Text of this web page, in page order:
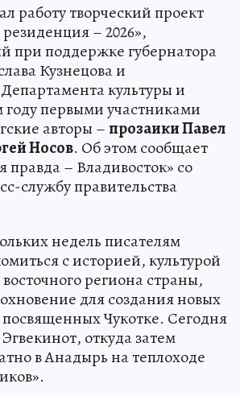
работу творческий проект
– 2026»,
при поддержке губернатора
Кузнецова и
культуры и
году первыми участниками
авторы –прозаики Павел
Носов. Об этом сообщает
правда – Владивосток» со
службу правительства
недель писателям
с историей, культурой
региона страны,
для создания новых
Чукотке. Сегодня
откуда затем
в Анадырь на теплоходе